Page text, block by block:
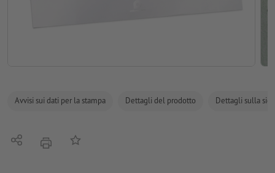
Avvisi sui dati per la stampa Dettagli del prodotto Dettagli sulla
Condividistamparealla lista preferiti